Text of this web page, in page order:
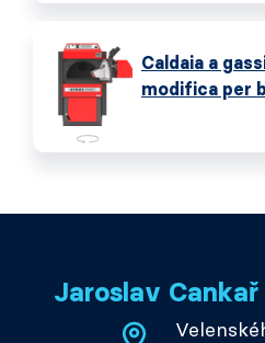
Caldaia a
modifica per
Jaroslav